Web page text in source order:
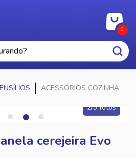
0
ACESSÓRIOS COZINHA
2/3 fotos
cerejeira Evo